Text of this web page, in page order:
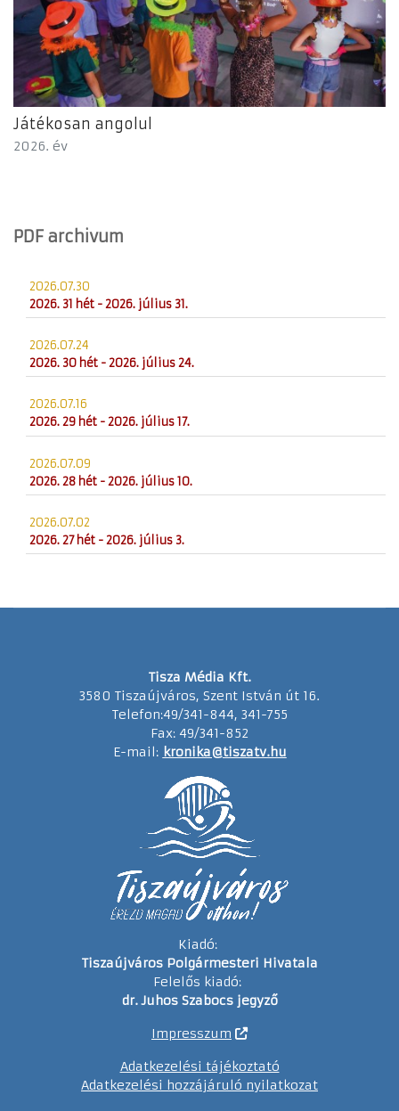
Játékosan angolul
2026. év
PDF archivum
2026.07.30
2026. 31 hét - 2026. július 31.
2026.07.24
2026. 30 hét - 2026. július 24.
2026.07.16
2026. 29 hét - 2026. július 17.
2026.07.09
2026. 28 hét - 2026. július 10.
2026.07.02
2026. 27 hét - 2026. július 3.
Tisza Média Kft.
3580 Tiszaújváros, Szent István út 16.
Telefon:49/341-844, 341-755
Fax: 49/341-852
E-mail: kronika@tiszatv.hu
Kiadó:
Tiszaújváros Polgármesteri Hivatala
Felelős kiadó:
dr. Juhos Szabocs jegyző
Impresszum
Adatkezelési tájékoztató
Adatkezelési hozzájáruló nyilatkozat